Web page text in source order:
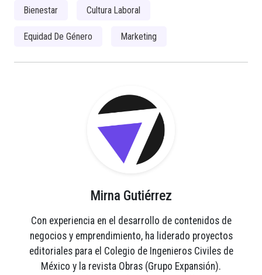
Bienestar Cultura Laboral
Equidad De Género Marketing
Mirna Gutiérrez
Con experiencia en el desarrollo de contenidos de
negocios y emprendimiento, ha liderado proyectos
editoriales para el Colegio de Ingenieros Civiles de
México y la revista Obras (Grupo Expansión).